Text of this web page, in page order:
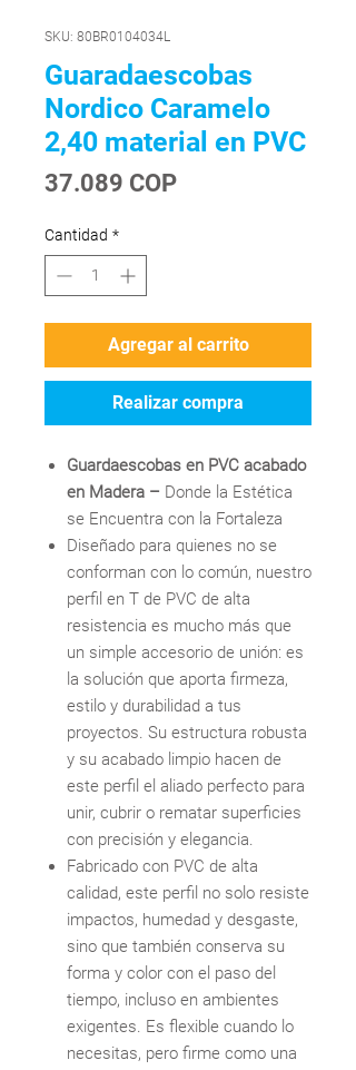
SKU: 80BR0104034L
Guaradaescobas
Nordico Caramelo
2,40 material en PVC
37.089 COPPrecio
Cantidad *
Agregar al carrito
Realizar compra
Guardaescobas en PVC acabado
en Madera – Donde la Estética
se Encuentra con la Fortaleza
Diseñado para quienes no se
conforman con lo común, nuestro
perfil en T de PVC de alta
resistencia es mucho más que
un simple accesorio de unión: es
la solución que aporta firmeza,
estilo y durabilidad a tus
proyectos. Su estructura robusta
y su acabado limpio hacen de
este perfil el aliado perfecto para
unir, cubrir o rematar superficies
con precisión y elegancia.
Fabricado con PVC de alta
calidad, este perfil no solo resiste
impactos, humedad y desgaste,
sino que también conserva su
forma y color con el paso del
tiempo, incluso en ambientes
exigentes. Es flexible cuando lo
necesitas, pero firme como una